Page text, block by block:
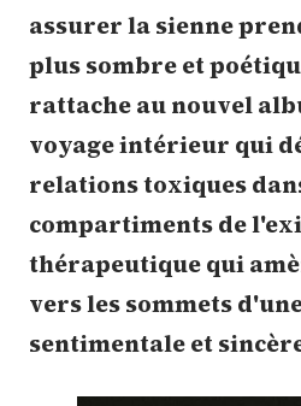
assurer la sienne
plus sombre et
rattache au nouvel
voyage intérieur qui
relations toxiques
compartiments de
thérapeutique qui
vers les sommets
sentimentale et